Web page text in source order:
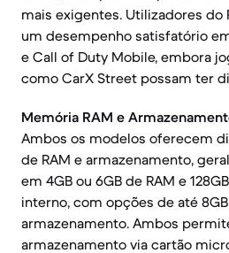
mais exigentes. Utilizadores do
um desempenho satisfatório
e Call of Duty Mobile, embora
como CarX Street possam ter
Memória RAM e
Ambos os modelos oferecem
de RAM e armazenamento,
em 4GB ou 6GB de RAM e
interno, com opções de até
armazenamento. Ambos
armazenamento via cartão